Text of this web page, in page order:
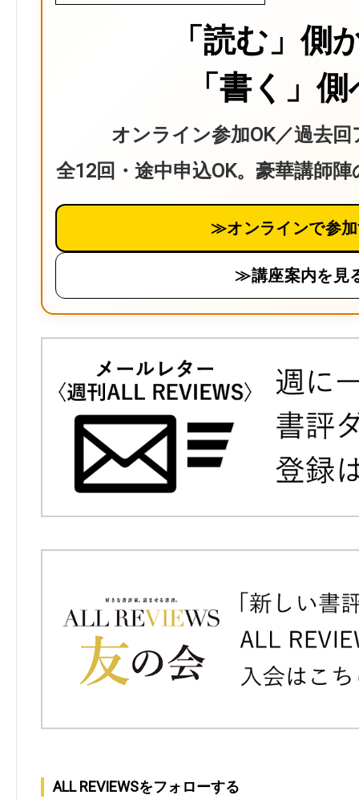
「読む」側
「書く」
オンライン参加OK／過去
全12回・途中申込OK。豪華講師
≫オンラインで参
≫講座案内を見
ALL REVIEWSをフォローする